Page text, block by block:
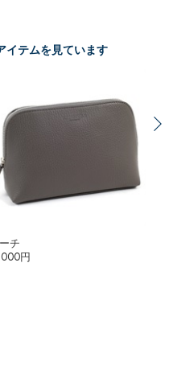
イテムを見ています
チ
円